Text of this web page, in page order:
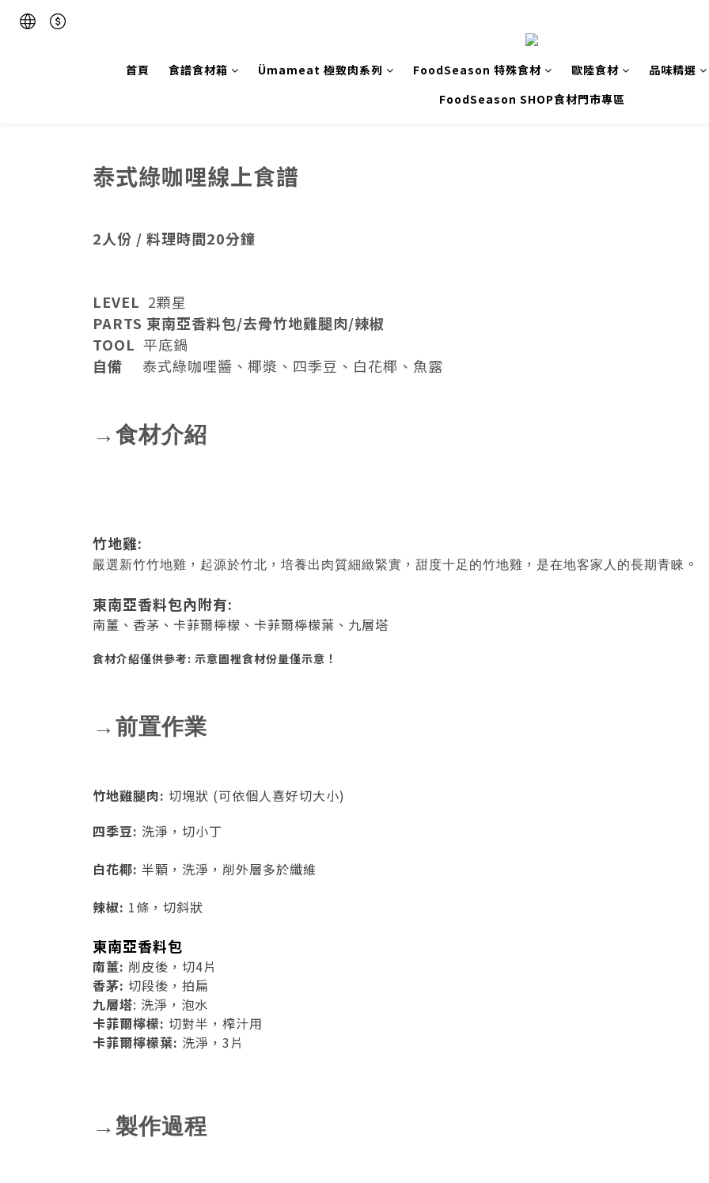
首頁 食譜食材箱 Ümameat 極致肉系列 FoodSeason 特殊食材 歐陸食材 品味精選
FoodSeason SHOP食材門市專區
泰式綠咖哩線上食譜
2人份 / 料理時間20分鐘
LEVEL 2顆星
PARTS 東南亞香料包/去骨竹地雞腿肉/辣椒
TOOL 平底鍋
自備 泰式綠咖哩醬、 椰漿、四季豆、白花椰、魚露
→食材介紹
竹地雞:
嚴選新竹竹地雞 ， 起源於竹北 ， 培養出肉質細緻緊實 ， 甜度十足的竹地雞 ， 是在地客家人的長期青睞 。
東南亞香料包內附有:
南薑、香茅、卡菲爾檸檬、卡菲爾檸檬葉、九層塔
食材介紹僅供參考: 示意圖裡食材份量僅示意！
→前置作業
竹地雞腿肉: 切塊狀 (可依個人喜好切大小)
四季豆: 洗淨，切小丁
白花椰: 半顆， 洗淨，削外層多於纖維
辣椒: 1條， 切斜狀
東南亞香料包
南薑: 削皮後，切4片
香茅: 切段後，拍扁
九層塔: 洗淨，泡水
卡菲爾檸檬: 切對半，榨汁用
卡菲爾檸檬葉: 洗淨，3片
→製作過程